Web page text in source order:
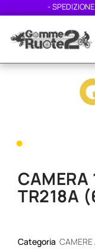
- SPEDIZIONE
•
TR218A
Categoria CAMERE